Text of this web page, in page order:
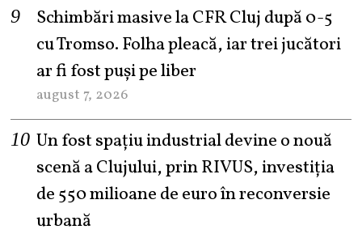
Schimbări masive la CFR Cluj după 0-5
cu Tromso. Folha pleacă, iar trei jucători
ar fi fost puși pe liber
august 7, 2026
Un fost spațiu industrial devine o nouă
scenă a Clujului, prin RIVUS, investiția
de 550 milioane de euro în reconversie
urbană